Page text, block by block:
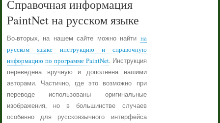
Справочная информация
PaintNet на русском языке
Во-вторых, на нашем сайте можно найти на
русском языке инструкцию и справочную
информацию по программе PaintNet. Инструкция
переведена вручную и дополнена нашими
авторами. Частично, где это возможно при
переводе использованы оригинальные
изображения, но в большинстве случаев
особенно для русскоязычного интерфейса